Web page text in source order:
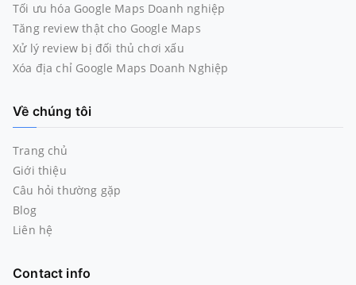
Tối ưu hóa Google Maps Doanh nghiệp
Tăng review thật cho Google Maps
Xử lý review bị đối thủ chơi xấu
Xóa địa chỉ Google Maps Doanh Nghiệp
Về chúng tôi
Trang chủ
Giới thiệu
Câu hỏi thường gặp
Blog
Liên hệ
Contact info